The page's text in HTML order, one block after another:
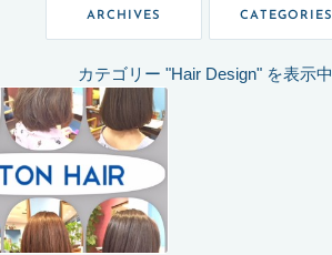
ARCHIVES CATEGORIES
カテゴリー "Hair Design" を表示中